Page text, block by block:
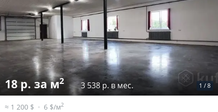
1 /8
18 р. за м2 3 538 р. в мес.
≈ 1 200 $ 6 $/м2